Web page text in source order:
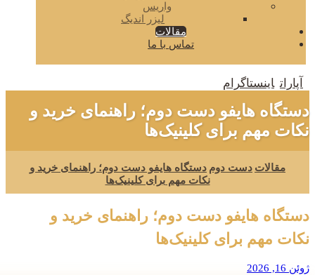
واریس
لیزر اندیگ
مقالات
تماس با ما
آپارات اینستاگرام
دستگاه هایفو دست دوم؛ راهنمای خرید و
نکات مهم برای کلینیک‌ها
مقالات دست دوم دستگاه هایفو دست دوم؛ راهنمای خرید و
نکات مهم برای کلینیک‌ها
دستگاه هایفو دست دوم؛ راهنمای خرید و
نکات مهم برای کلینیک‌ها
ژوئن 16, 2026